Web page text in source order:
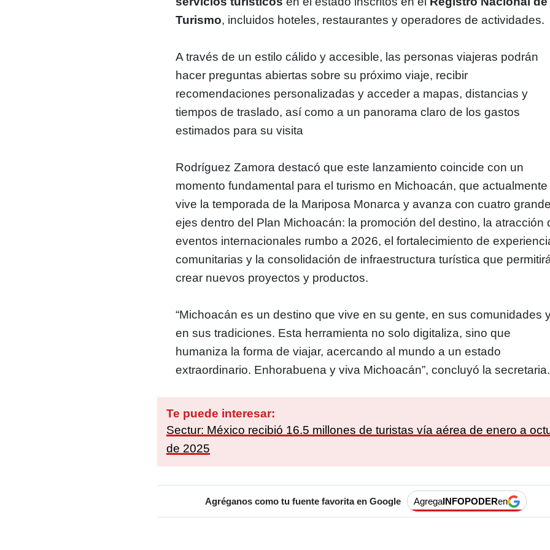
Turismo, incluidos hoteles, restaurantes y operadores de actividades.
A través de un estilo cálido y accesible, las personas viajeras podrán
hacer preguntas abiertas sobre su próximo viaje, recibir
recomendaciones personalizadas y acceder a mapas, distancias y
tiempos de traslado, así como a un panorama claro de los gastos
estimados para su visita
Rodríguez Zamora destacó que este lanzamiento coincide con un
momento fundamental para el turismo en Michoacán, que actualmente
vive la temporada de la Mariposa Monarca y avanza con cuatro
ejes dentro del Plan Michoacán: la promoción del destino, la atracción
eventos internacionales rumbo a 2026, el fortalecimiento de
comunitarias y la consolidación de infraestructura turística que
crear nuevos proyectos y productos.
“Michoacán es un destino que vive en su gente, en sus comunidades
en sus tradiciones. Esta herramienta no solo digitaliza, sino que
humaniza la forma de viajar, acercando al mundo a un estado
extraordinario. Enhorabuena y viva Michoacán”, concluyó la secretaria.
Te puede interesar:
Sectur: México recibió 16.5 millones de turistas vía aérea de enero a
de 2025
Agréganos como tu fuente favorita en Google AgregaINFOPODERen